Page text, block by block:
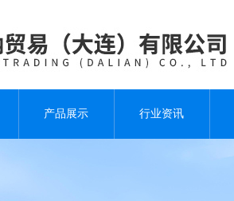
产品展示 行业资讯